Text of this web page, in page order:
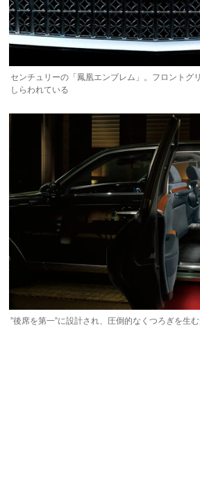
センチュリーの「鳳凰エンブレム」。フロントグ
しらわれている
”後席を第一”に設計され、圧倒的なくつろぎを生む